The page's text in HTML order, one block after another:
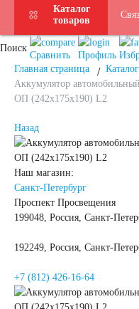
Каталог
товаров
АКБ
Услуги
Бренды
Оплата
Б/У
АКБ
Поиск
Сравнить Профиль
Главная страница
Каталог
Аккумулятор
ОП (242x175x190) L2
Назад
Наш магазин:
Санкт-Петербург
Проспект Просвещения
199048, Россия, Санкт-
192249, Россия, Санкт-
+7 (812) 426-16-64